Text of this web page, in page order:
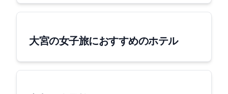
大宮の女子旅におすすめのホテル